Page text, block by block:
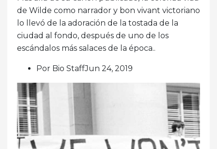
de Wilde como narrador y bon vivant victoriano
lo llevó de la adoración de la tostada de la
ciudad al fondo, después de uno de los
escándalos más salaces de la época..
Por Bio StaffJun 24, 2019